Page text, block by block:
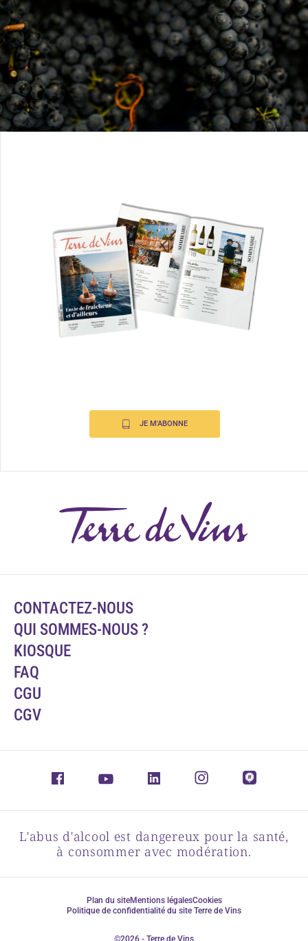
JE M'ABONNE
CONTACTEZ-NOUS
QUI SOMMES-NOUS ?
KIOSQUE
FAQ
CGU
CGV
L'abus d'alcool est dangereux pour la santé,
à consommer avec modération.
Plan du siteMentions légalesCookies
Politique de confidentialité du site Terre de Vins